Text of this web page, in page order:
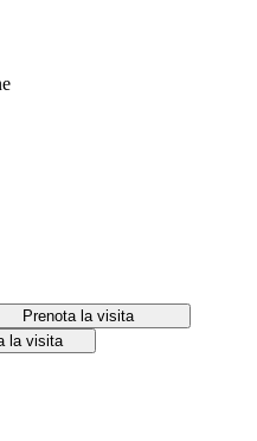
Prenota la visita
la visita